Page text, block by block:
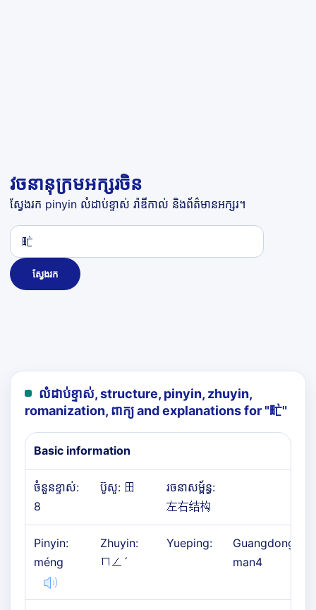
វចនានុក្រមអក្សរចិន
ស្វែងរក pinyin លំដាប់ខ្ទាស់ រ៉ាឌីកាល់ និងព័ត៌មានអក្សរ។
ស្វែងរក
លំដាប់ខ្ទាស់, structure, pinyin, zhuyin,
romanization, ពាក្យ and explanations for "甿"
Basic information
ចំនួនខ្ទាស់:
8
ប៊ូសូ: 田
រចនាសម្ព័ន្ធ:
左右结构
Pinyin:
méng
Zhuyin:
ㄇㄥˊ
Yueping:
Guangdong:
man4